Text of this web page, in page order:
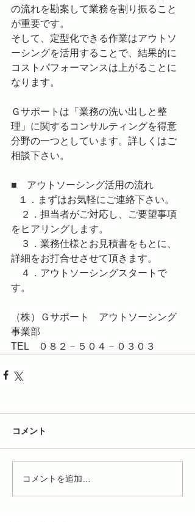
の流れを勘案して業務を割り振ること
が重要です。
そして、定型化できる作業はアウトソ
ーシングを活用することで、結果的に
コストパフォーマンスは上がることに
なります。
Ｇサポートは「業務の洗い出しと整
理」に関するコンサルティングを得意
分野の一つとしています。詳しくはご
相談下さい。
■　アウトソーシング活用の流れ
   １．まずはお気軽にご連絡下さい。
２．担当者がご対応し、ご要望事項
をヒアリングします。
３．業務仕様とお見積書をもとに、
詳細をお打合せさせて頂きます。
４．アウトソーシングスタートで
す。
（株）Ｇサポート　アウトソーシング
事業部
TEL　０８２－５０４－０３０３
コメント
コメントを追加…